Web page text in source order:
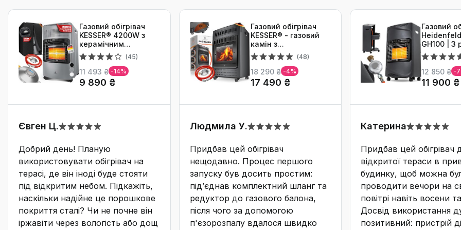
₴Газовий обігрівач
KESSER® 4200W з
керамічним
пальником,
регулятором тиску
газу, шлангом та
захисним чохлом.
Підходить для
пропан до 15 кг.
входить у комплект)
(45)
11 493 ₴ -14%
9 890 ₴
Євген Ц.
Добрий день! Планую
використовувати обігрівач на
терасі, де він іноді буде стояти
під відкритим небом. Підкажіть,
наскільки надійне це порошкове
покриття сталі? Чи не почне він
іржавіти через вологість або дощ
Газовий обігрівач
KESSER® - газовий
камін з
інфрачервоним
нагрівачем, 3.4 кВт,
2 режими, з газовим
редуктором та
шлангом, для
антрацит,(Газовий
комплект)
(48)
18 290 ₴ -4%
17 490 ₴
Людмила У.
Придбав цей обігрівач
нещодавно. Процес першого
запуску був досить простим:
під’єднав комплектний шланг та
редуктор до газового балона,
після чого за допомогою
п'єзорозпалу вдалося швидко
Газовий
GH100 | 3
гарантії,
для
до 15
балон не
комплект)
12 850 ₴ -
11 900 ₴
Катерина
Придбав цей обігрівач
відкритої тераси в
будинку, щоб можна
проводити вечори на
повітрі навіть восени
Досвід використання
позитивний: пристрій